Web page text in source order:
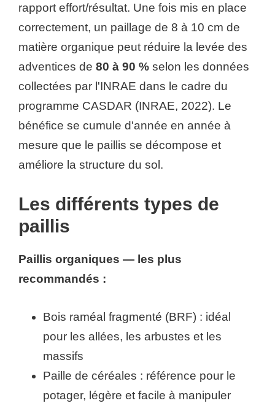
rapport effort/résultat. Une fois mis en place
correctement, un paillage de 8 à 10 cm de
matière organique peut réduire la levée des
adventices de 80 à 90 % selon les données
collectées par l'INRAE dans le cadre du
programme CASDAR (INRAE, 2022). Le
bénéfice se cumule d'année en année à
mesure que le paillis se décompose et
améliore la structure du sol.
Les différents types de
paillis
Paillis organiques — les plus
recommandés :
Bois raméal fragmenté (BRF) : idéal
pour les allées, les arbustes et les
massifs
Paille de céréales : référence pour le
potager, légère et facile à manipuler